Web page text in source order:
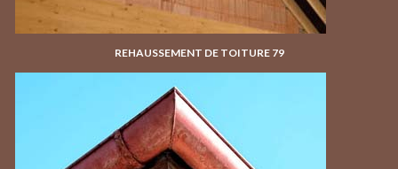
REHAUSSEMENT DE TOITURE 79